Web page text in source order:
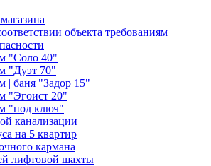
объекта требованиям
"Соло 40"
"Дуэт 70"
| баня "Задор 15"
"Эгоист 20"
"под ключ"
канализации
на 5 квартир
кармана
лифтовой шахты